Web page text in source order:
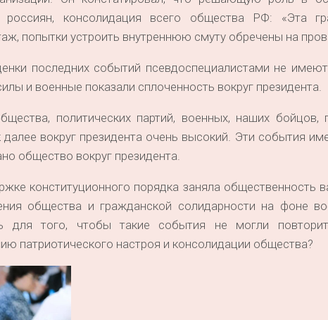
россиян, консолидация всего общества РФ: «Эта
попытки устроить внутреннюю смуту обречены на
последних событий псевдоспециалистами не
и военные показали сплоченность вокруг президента.
политических партий, военных, наших бойцов,
вокруг президента очень высокий. Эти события
общество вокруг президента.
конституционного порядка заняла общественность
общества и гражданской солидарности на фоне
для того, чтобы такие события не могли
патриотического настроя и консолидации общества?